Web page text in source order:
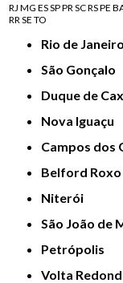
RJ MG ESSPPR SCRSPE
RR SE TO
Rio de Janeiro
São Gonçalo
Duque de
Nova Iguaçu
Campos
Belford Roxo
Niterói
São João de
Petrópolis
Volta